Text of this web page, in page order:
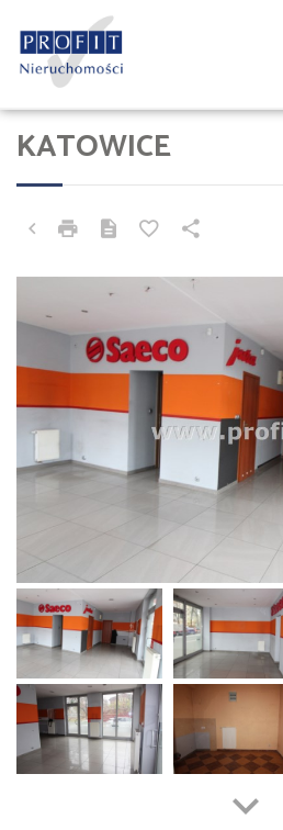
KATOWICE